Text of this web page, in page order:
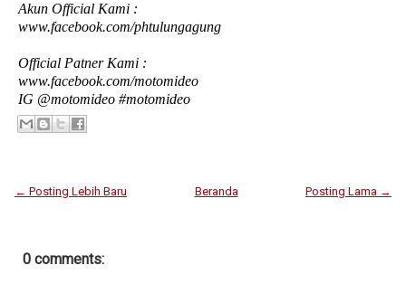
Akun Official Kami :
www.facebook.com/phtulungagung
Official Patner Kami :
www.facebook.com/motomideo
IG @motomideo #motomideo
← Posting Lebih Baru Posting Lama →
Beranda
0 comments: